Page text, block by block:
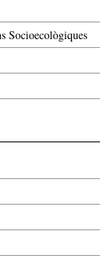
Socioecològiques